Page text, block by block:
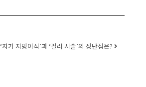
‘자가 지방이식’과 ‘필러 시술’의 장단점은?